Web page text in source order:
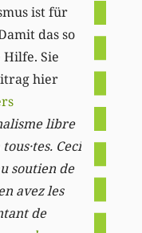
ist für
das so
Sie
hier
libre
Ceci
soutien de
avez les
de